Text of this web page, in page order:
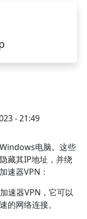
- 21:49
电脑。这些
藏其IP地址，并绕
速器VPN：
速器VPN，它可以
的网络连接。